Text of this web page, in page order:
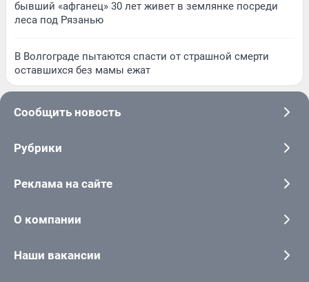
бывший «афганец» 30 лет живет в землянке посреди
леса под Рязанью
В Волгограде пытаются спасти от страшной смерти
оставшихся без мамы ежат
Сообщить новость
Рубрики
Реклама на сайте
О компании
Наши вакансии